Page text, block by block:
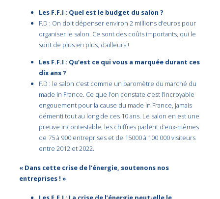
Les F.F.I : Quel est le budget du salon ?
F.D : On doit dépenser environ 2 millions d’euros pour
organiser le salon. Ce sont des coûts importants, qui le
sont de plus en plus, d’ailleurs !
Les F.F.I : Qu’est ce qui vous a marquée durant ces
dix ans ?
F.D : le salon c’est comme un baromètre du marché du
made in France. Ce que l’on constate c’est l’incroyable
engouement pour la cause du made in France, jamais
démenti tout au long de ces 10 ans. Le salon en est une
preuve incontestable, les chiffres parlent d’eux-mêmes
de 75 à 900 entreprises et de 15000 à 100 000 visiteurs
entre 2012 et 2022.
« Dans cette crise de l’énergie, soutenons nos
entreprises ! »